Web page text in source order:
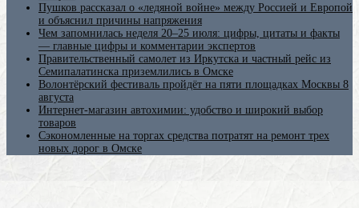
Пушков рассказал о «ледяной войне» между Россией и Европой
и объяснил причины напряжения
Чем запомнилась неделя 20–25 июля: цифры, цитаты и факты
— главные цифры и комментарии экспертов
Правительственный самолет из Иркутска и частный рейс из
Семипалатинска приземлились в Омске
Волонтёрский фестиваль пройдёт на пяти площадках Москвы 8
августа
Интернет-магазин автохимии: удобство и широкий выбор
товаров
Сэкономленные на торгах средства потратят на ремонт трех
новых дорог в Омске